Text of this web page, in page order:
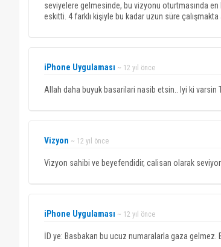
seviyelere gelmesinde, bu vizyonu oturtmasında
eskitti. 4 farklı kişiyle bu kadar uzun süre çalışmakta
iPhone Uygulaması ~ 12 yıl önce
Allah daha buyuk basarilari nasib etsin.. Iyi ki varsin
Vizyon ~ 12 yıl önce
Vizyon sahibi ve beyefendidir, calisan olarak
iPhone Uygulaması ~ 12 yıl önce
İD ye: Basbakan bu ucuz numaralarla gaza